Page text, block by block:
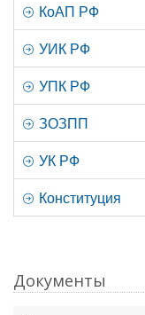
КоАП РФ
УИК РФ
УПК РФ
ЗОЗПП
УК РФ
Конституция
Документы